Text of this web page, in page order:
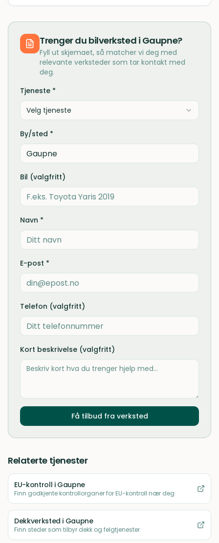
Trenger du bilverksted i Gaupne?
Fyll ut skjemaet, så matcher vi deg med
relevante verksteder som tar kontakt med
deg.
Tjeneste *
Velg tjeneste
By/sted *
Bil (valgfritt)
Navn *
E-post *
Telefon (valgfritt)
Kort beskrivelse (valgfritt)
Få tilbud fra verksted
Relaterte tjenester
EU-kontroll i Gaupne
Finn godkjente kontrollorganer for EU-kontroll nær deg
Dekkverksted i Gaupne
Finn steder som tilbyr dekk og felgtjenester